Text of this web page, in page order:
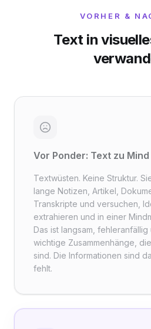
VORHER &
Text in
Vor Ponder: Text zu
Textwüsten. Keine Struktur.
lange Notizen, Artikel,
Transkripte und versuchen,
extrahieren und in einer
Das ist langsam,
wichtige Zusammenhänge,
sind. Die Informationen sind
fehlt.